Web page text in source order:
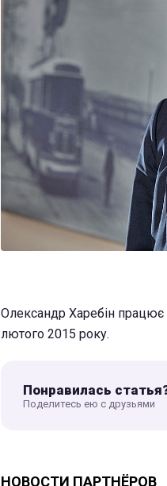
Олександр Харебін працює
лютого 2015 року.
Понравилась
Поделитесь ею с друзьями